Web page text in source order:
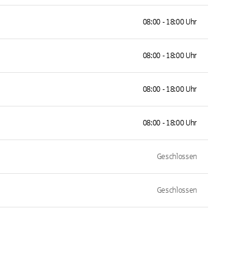
08:00 - 18:00 Uhr
08:00 - 18:00 Uhr
08:00 - 18:00 Uhr
08:00 - 18:00 Uhr
Geschlossen
Geschlossen